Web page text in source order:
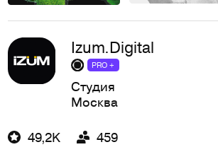
Izum.Digital
PRO +
Студия
Москва
49,2K 459